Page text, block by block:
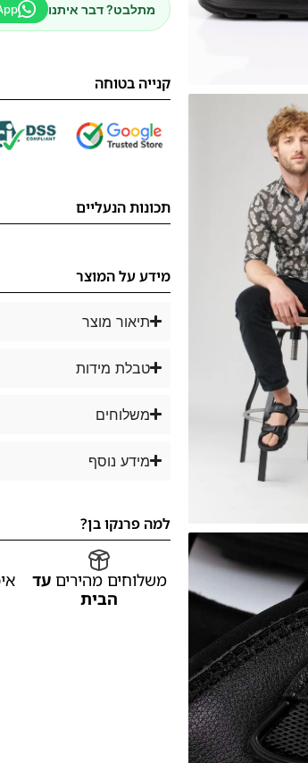
מתלבט? דבר איתנו
קנייה בטוחה
תכונות הנעליים
מידע על המוצר
תיאור מוצר
טבלת מידות
משלוחים
מידע נוסף
למה פרנקו בן?
משלוחים מהיריםעד
הבית